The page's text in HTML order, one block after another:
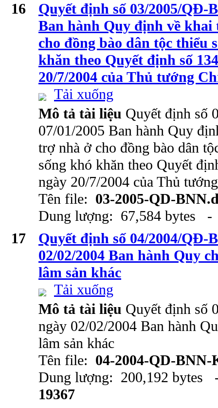
16
Quyết định số 03/2005/QĐ-
Ban hành Quy định về khai
cho đồng bào dân tộc thiểu
khăn theo Quyết định số
20/7/2004 của Thủ tướng
Tải xuống
Mô tả tài liệu Quyết định số
07/01/2005 Ban hành Quy
trợ nhà ở cho đồng bào dân
sống khó khăn theo Quyết
ngày 20/7/2004 của Thủ
Tên file: 03-2005-QD-
Dung lượng: 67,584 bytes
17
Quyết định số 04/2004/QĐ-
02/02/2004 Ban hành Quy
lâm sản khác
Tải xuống
Mô tả tài liệu Quyết định số
ngày 02/02/2004 Ban hành
lâm sản khác
Tên file: 04-2004-QD-BNN-
Dung lượng: 200,192
19367